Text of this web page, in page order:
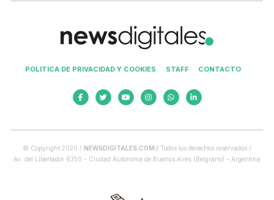
POLITICA DE PRIVACIDAD Y COOKIES STAFF CONTACTO
© Copyright 2020 / NEWSDIGITALES.COM / Todos los derechos reservados /
Av. del Libertador 6350 - Ciudad Autónoma de Buenos Aires (Belgrano) - Argentina